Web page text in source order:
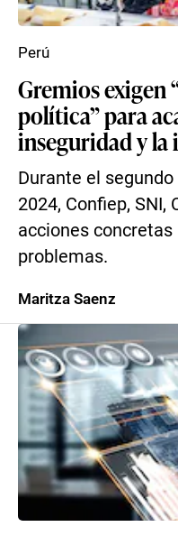
Gremios exigen
política” para
inseguridad y
Durante el
2024, Confiep, SNI,
acciones
problemas.
Perú
Maritza Saenz